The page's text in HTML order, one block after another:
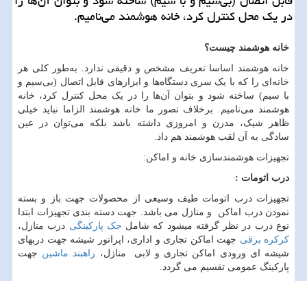
در یك محل كنترل كرد، خانه هوشمند می‌نامیم.
خانه هوشمند چیست؟
خانه هوشمند اساسا تعریف مشخص و دقیقی ندارد. به‌طور کلی هر
خانه‌ای را که با یک سری دستگاه‌ها و ابزارهای قابل اتصال (بی‌سیم و
با سیم) ساخته شود و بتوان آن‌ها را در یک محل کنترل کرد، خانه
هوشمند می‌نامیم. برخلاف تصور ما خانه هوشمند الزاما نباید خیلی
ظاهر شیک، مدرن و امروزی داشته باشد بلکه می‌توان در عین
سادگی به آن لقب هوشمند هم داد.
تجهیزات هوشمندسازی خانه و اماکن:
درب اتومات :
تجهیزات درب اتومات طیف وسیعی از محصولات جهت باز و بسته
نمودن درب اماکن و منازل می باشد. جهت دسته بندی تجهیزات ابتدا
نوع درب در نظر گرفته میشود که شامل جک پارکینگی درب منازل،
کرکره برقی جهت اماکن تجاری و اداری، اپراتور شیشه جهت دربهای
شیشه ای ورودی اماکن تجاری و لابی منازل، راهبند ماشین جهت
پارکینگ عمومی تقسیم می گردد.